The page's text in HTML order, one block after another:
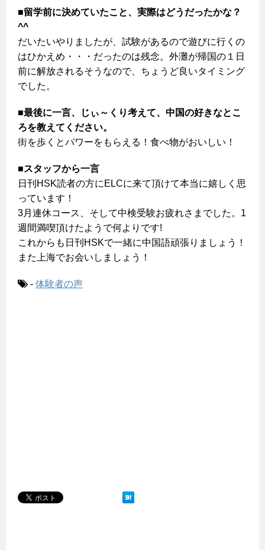
■留学前に決めていたこと、実際はどうだったかな？
^^
だいたいやりましたが、試験があるので遊びに行くの
はひかえめ・・・だったのは残念。外灘が帰国の１日
前に解放されるそうなので、ちょうど良いタイミング
でした。
■最後に一言、じぃ～くり考えて、中国の好きなとこ
ろを教えてください。
街を歩くとパワーをもらえる！食べ物がおいしい！
■スタッフから一言
日刊HSK読者の方にELCに来て頂けて本当に嬉しく思
っています！
3月連休コース、そして中検受験お疲れさまでした。1
週間満喫頂けたようで何よりです!
これからも日刊HSKで一緒に中国語頑張りましょう！
また上海でお会いしましょう！
- 体験者の声